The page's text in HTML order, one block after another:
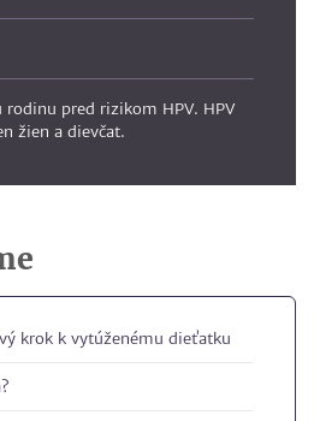
rodinu pred rizikom HPV. HPV
žien a dievčat.
krok k vytúženému dieťatku